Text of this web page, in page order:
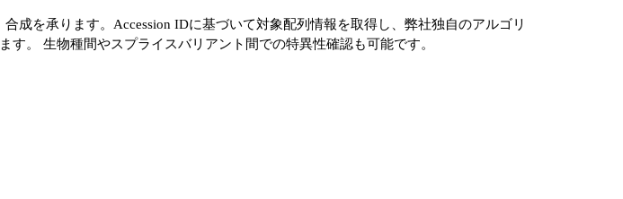
成を承ります。Accession IDに基づいて対象配列情報を取得し、弊社独自のアルゴリ
。 生物種間やスプライスバリアント間での特異性確認も可能です。